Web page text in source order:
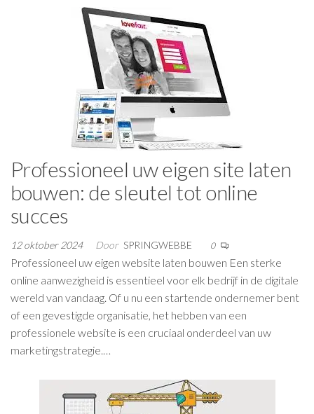
Professioneel uw eigen site laten
bouwen: de sleutel tot online
succes
12 oktober 2024 Door SPRINGWEBBE 0
Professioneel uw eigen website laten bouwen Een sterke
online aanwezigheid is essentieel voor elk bedrijf in de digitale
wereld van vandaag. Of u nu een startende ondernemer bent
of een gevestigde organisatie, het hebben van een
professionele website is een cruciaal onderdeel van uw
marketingstrategie.…